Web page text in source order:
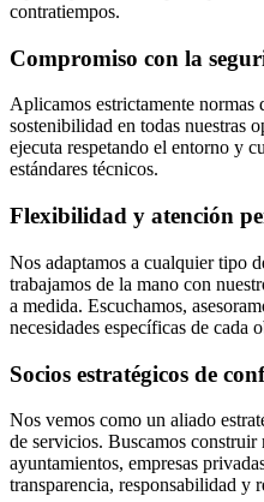
contratiempos.
Compromiso con la
Aplicamos estrictamente normas
sostenibilidad en todas nuestras
ejecuta respetando el entorno y
estándares técnicos.
Flexibilidad y atención
Nos adaptamos a cualquier tipo
trabajamos de la mano con
a medida. Escuchamos,
necesidades específicas de cada
Socios estratégicos de
Nos vemos como un aliado
de servicios. Buscamos construir
ayuntamientos, empresas
transparencia, responsabilidad y